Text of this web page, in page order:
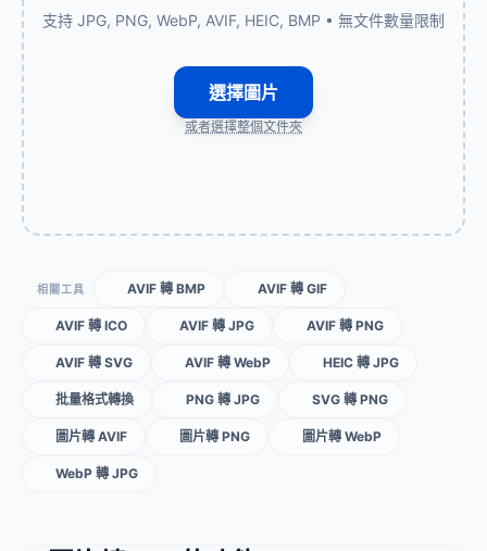
支持 JPG, PNG, WebP, AVIF, HEIC, BMP • 無文件數量限制
選擇圖片
或者選擇整個文件夾
相關工具 AVIF 轉 BMP AVIF 轉 GIF
AVIF 轉 ICO AVIF 轉 JPG AVIF 轉 PNG
AVIF 轉 SVG AVIF 轉 WebP HEIC 轉 JPG
批量格式轉換 PNG 轉 JPG SVG 轉 PNG
圖片轉 AVIF 圖片轉 PNG 圖片轉 WebP
WebP 轉 JPG